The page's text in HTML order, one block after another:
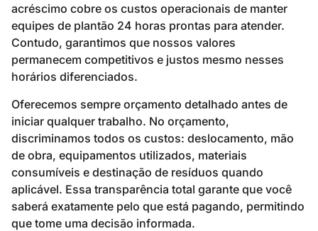
acréscimo cobre os custos operacionais de manter
equipes de plantão 24 horas prontas para atender.
Contudo, garantimos que nossos valores
permanecem competitivos e justos mesmo nesses
horários diferenciados.
Oferecemos sempre orçamento detalhado antes de
iniciar qualquer trabalho. No orçamento,
discriminamos todos os custos: deslocamento, mão
de obra, equipamentos utilizados, materiais
consumíveis e destinação de resíduos quando
aplicável. Essa transparência total garante que você
saberá exatamente pelo que está pagando, permitindo
que tome uma decisão informada.